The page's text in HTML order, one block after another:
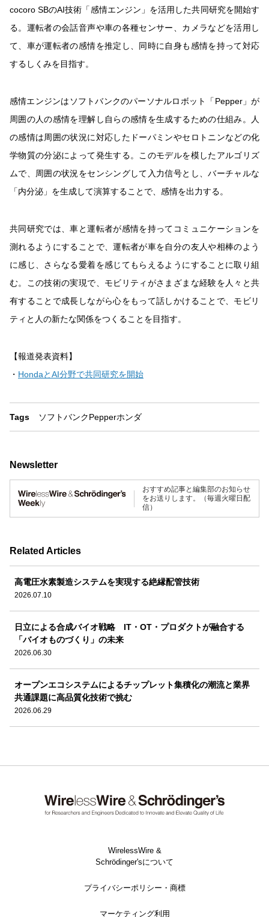
cocoro SBのAI技術「感情エンジン」を活用した共同研究を開始す
る。運転者の会話音声や車の各種センサー、カメラなどを活用し
て、車が運転者の感情を推定し、同時に自身も感情を持って対応
するしくみを目指す。
感情エンジンはソフトバンクのパーソナルロボット「Pepper」が
周囲の人の感情を理解し自らの感情を生成するための仕組み。人
の感情は周囲の状況に対応したドーパミンやセロトニンなどの化
学物質の分泌によって発生する。このモデルを模したアルゴリズ
ムで、周囲の状況をセンシングして入力信号とし、バーチャルな
「内分泌」を生成して演算することで、感情を出力する。
共同研究では、車と運転者が感情を持ってコミュニケーションを
測れるようにすることで、運転者が車を自分の友人や相棒のよう
に感じ、さらなる愛着を感じてもらえるようにすることに取り組
む。この技術の実現で、モビリティがさまざまな経験を人々と共
有することで成長しながら心をもって話しかけることで、モビリ
ティと人の新たな関係をつくることを目指す。
【報道発表資料】
・ HondaとAI分野で共同研究を開始
Tags ソフトバンクPepperホンダ
Newsletter
おすすめ記事と編集部のお知らせ
をお送りします。（毎週火曜日配
信）
Related Articles
高電圧水素製造システムを実現する絶縁配管技術
2026.07.10
日立による合成バイオ戦略 IT・OT・プロダクトが融合する
「バイオものづくり」の未来
2026.06.30
オープンエコシステムによるチップレット集積化の潮流と業界
共通課題に高品質化技術で挑む
2026.06.29
WirelessWire &
Schrödinger'sについて
プライバシーポリシー・商標
マーケティング利用